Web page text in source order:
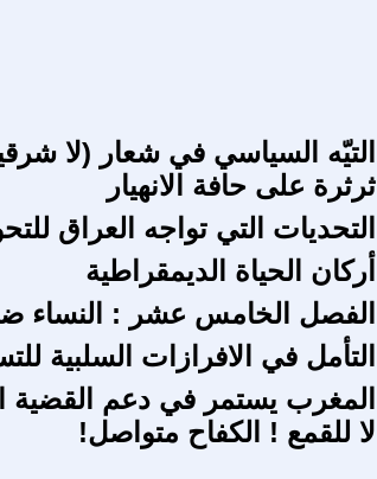
التيّه السياسي في شعار (لا
ثرثرة على حافة الانهيار
التحديات التي تواجه العراق
أركان الحياة الديمقراطية
الفصل الخامس عشر :
التأمل في الافرازات السلبية
المغرب يستمر في دعم القضية
لا للقمع ! الكفاح متواصل!